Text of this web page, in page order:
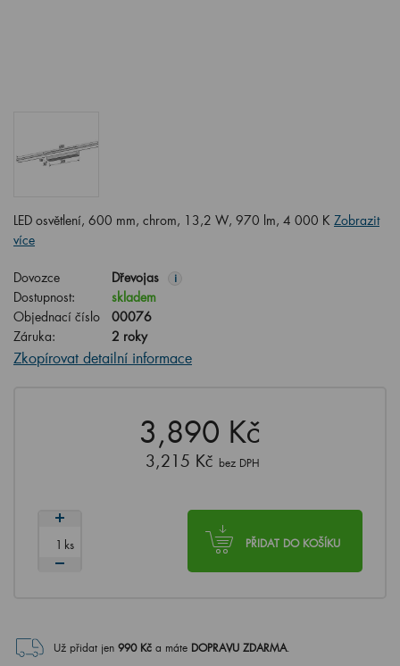
LED osvětlení, 600 mm, chrom, 13,2 W, 970 lm, 4 000 K Zobrazit
více
Dovozce Dřevojas i
Dostupnost:
skladem
Objednací číslo
00076
Záruka:
2 roky
Zkopírovat detailní informace
3,890 Kč
3,215 Kč bez DPH
PŘIDAT DO KOŠÍKU
ks
Už přidat jen 990Kč a máte DOPRAVU ZDARMA.